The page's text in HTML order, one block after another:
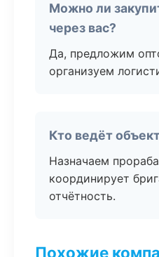
Можно ли
через вас?
Да, предложим
организуем
Кто ведёт
Назначаем
координирует
отчётность.
Похожие